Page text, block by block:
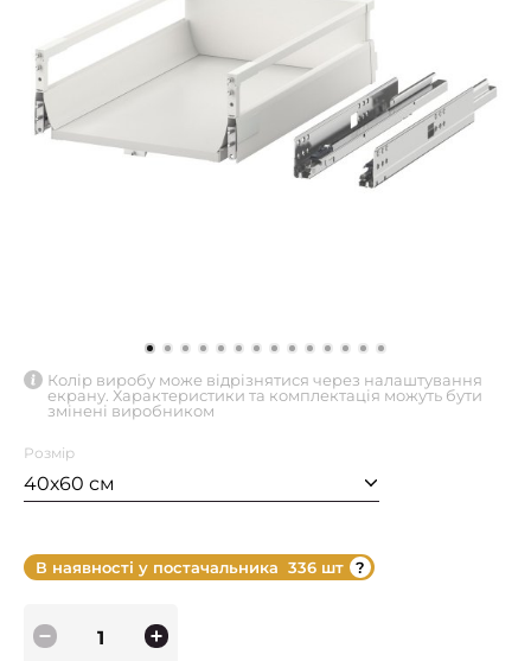
Колір виробу може відрізнятися через налаштування
екрану. Характеристики та комплектація можуть бути
змінені виробником
Розмір
40х60 см
В наявності у постачальника 336 шт